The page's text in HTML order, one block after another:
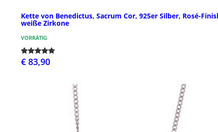
Kette von Benedictus, Sacrum Cor, 925er Silber, Rosé-
weiße Zirkone
VORRÄTIG
€ 83,90